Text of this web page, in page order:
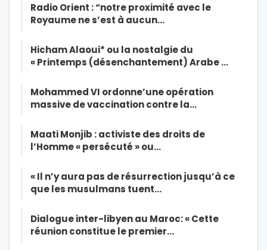
Radio Orient : “notre proximité avec le
Royaume ne s’est à aucun…
Hicham Alaoui* ou la nostalgie du
« Printemps (désenchantement) Arabe …
Mohammed VI ordonne’une opération
massive de vaccination contre la…
Maati Monjib : activiste des droits de
l’Homme « persécuté » ou…
« Il n’y aura pas de résurrection jusqu’à ce
que les musulmans tuent…
Dialogue inter-libyen au Maroc: « Cette
réunion constitue le premier…